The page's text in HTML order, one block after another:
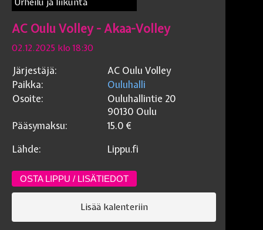
Urheilu ja liikunta
AC Oulu Volley - Akaa-Volley
02.12.2025 klo 18:30
Järjestäjä:
AC Oulu Volley
Paikka:
Ouluhalli
Osoite:
Ouluhallintie 20
90130 Oulu
Pääsymaksu:
15.0 €
Lähde:
Lippu.fi
OSTA LIPPU / LISÄTIEDOT
Lisää kalenteriin